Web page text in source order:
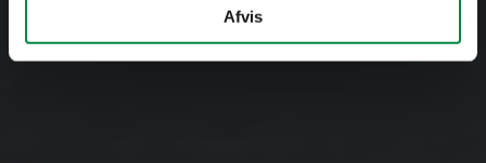
Afvis